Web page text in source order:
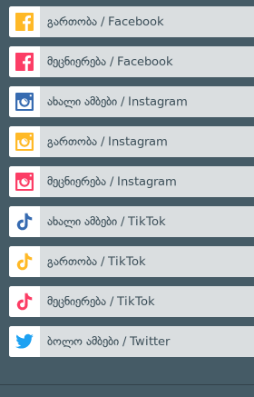
გართობა / Facebook
მეცნიერება / Facebook
ახალი ამბები / Instagram
გართობა / Instagram
მეცნიერება / Instagram
ახალი ამბები / TikTok
გართობა / TikTok
მეცნიერება / TikTok
ბოლო ამბები / Twitter